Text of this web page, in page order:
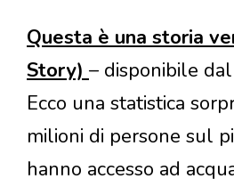
Questa è una storia
Story) – disponibile
Ecco una statistica
milioni di persone sul
hanno accesso ad